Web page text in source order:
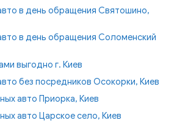
в день обращения Святошино,
в день обращения Соломенский
выгодно г. Киев
без посредников Осокорки, Киев
авто Приорка, Киев
авто Царское село, Киев